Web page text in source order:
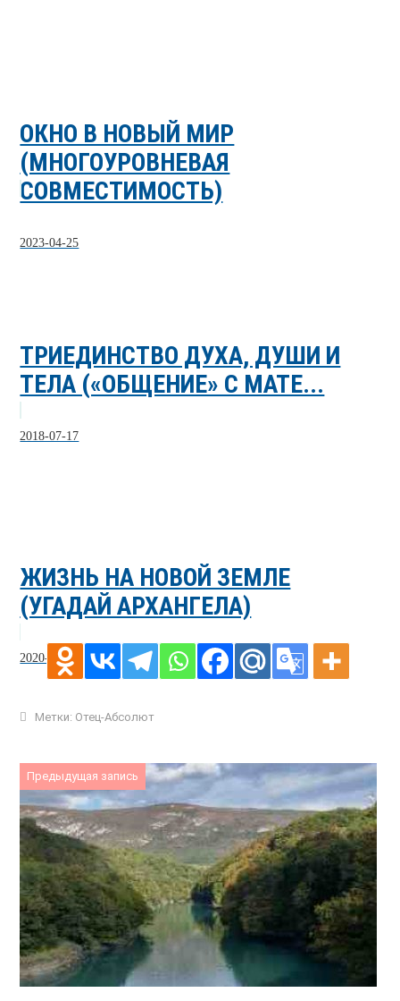
ОКНО В НОВЫЙ МИР
(МНОГОУРОВНЕВАЯ
СОВМЕСТИМОСТЬ)
2023-04-25
ТРИЕДИНСТВО ДУХА, ДУШИ И
ТЕЛА («ОБЩЕНИЕ» С МАТЕ...
2018-07-17
ЖИЗНЬ НА НОВОЙ ЗЕМЛЕ
(УГАДАЙ АРХАНГЕЛА)
2020-10-05
Метки: Отец-Абсолют
Предыдущая запись